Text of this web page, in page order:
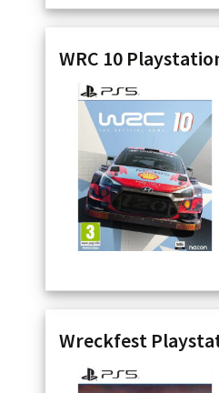
WRC 10
Wreckfest